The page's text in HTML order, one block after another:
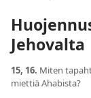
Jehovalta
15, 16. Miten
miettiä Ahabista?